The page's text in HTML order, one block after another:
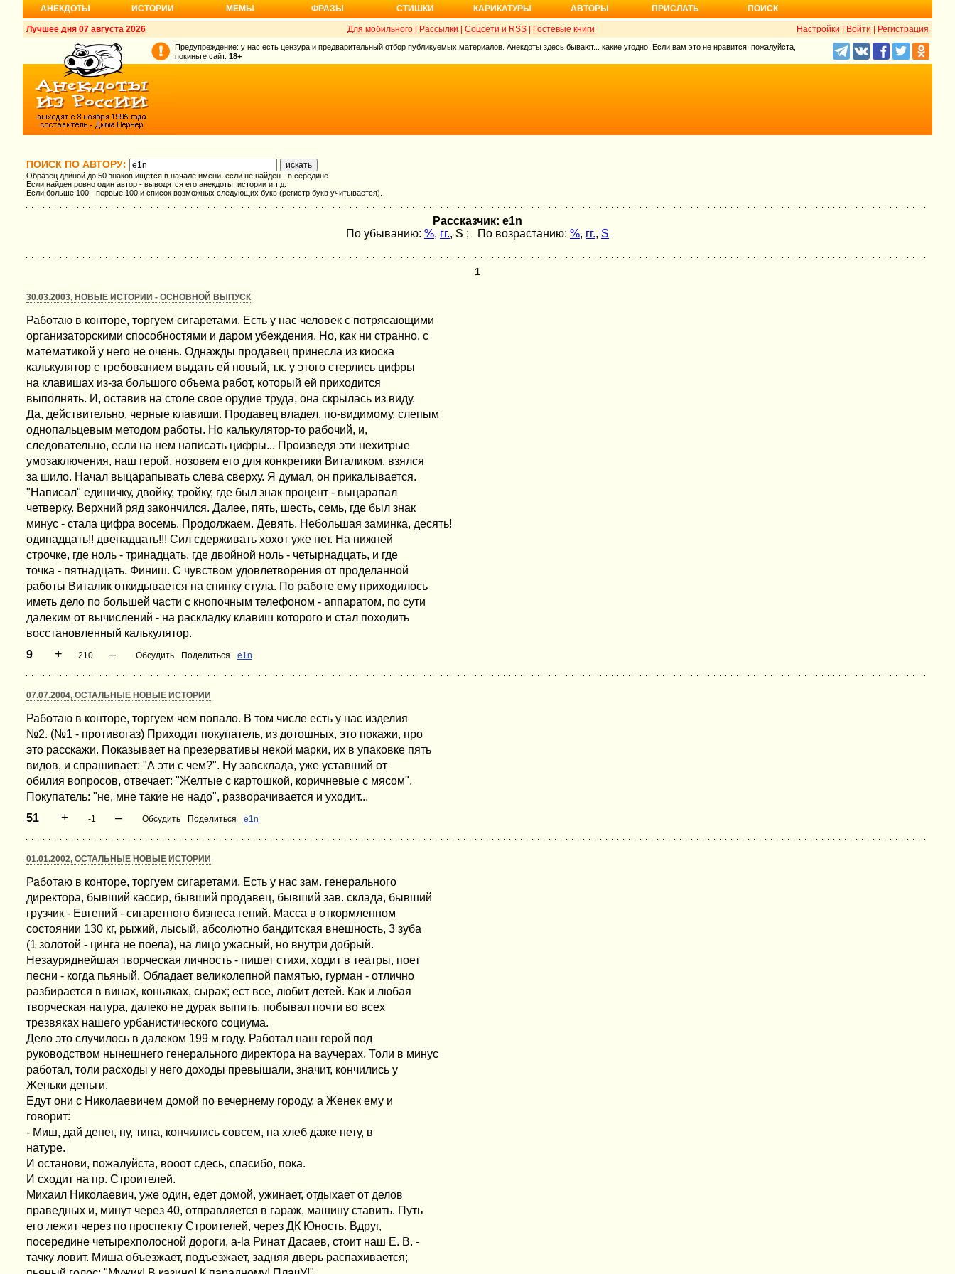
АНЕКДОТЫ ИСТОРИИ МЕМЫ ФРАЗЫ СТИШКИ КАРИКАТУРЫ АВТОРЫ ПРИСЛАТЬ ПОИСК
Лучшее дня 07 августа 2026 Настройки Войти Регистрация
Для мобильного Рассылки Соцсети и RSS Гостевые книги
Предупреждение: у нас есть цензура и предварительный отбор публикуемых материалов. Анекдоты здесь бывают... какие угодно. Если вам это не нравится, пожалуйста,
покиньте сайт. 18+
ПОИСК ПО АВТОРУ:
Образец длиной до 50 знаков ищется в начале имени, если не найден - в середине.
Если найден ровно один автор - выводятся его анекдоты, истории и т.д.
Если больше 100 - первые 100 и список возможных следующих букв (регистр букв учитывается).
Рассказчик: e1n
По убыванию: %, гг., S ; По возрастанию: %, гг., S
1
30.03.2003, НОВЫЕ ИСТОРИИ - ОСНОВНОЙ ВЫПУСК
Работаю в конторе, торгуем сигаретами. Есть у нас человек с потрясающими
организаторскими способностями и даром убеждения. Но, как ни странно, с
математикой у него не очень. Однажды продавец принесла из киоска
калькулятор с требованием выдать ей новый, т.к. у этого стерлись цифры
на клавишах из-за большого объема работ, который ей приходится
выполнять. И, оставив на столе свое орудие труда, она скрылась из виду.
Да, действительно, черные клавиши. Продавец владел, по-видимому, слепым
однопальцевым методом работы. Но калькулятор-то рабочий, и,
следовательно, если на нем написать цифры... Произведя эти нехитрые
умозаключения, наш герой, нозовем его для конкретики Виталиком, взялся
за шило. Начал выцарапывать слева сверху. Я думал, он прикалывается.
"Написал" единичку, двойку, тройку, где был знак процент - выцарапал
четверку. Верхний ряд закончился. Далее, пять, шесть, семь, где был знак
минус - стала цифра восемь. Продолжаем. Девять. Небольшая заминка, десять!
одинадцать!! двенадцать!!! Сил сдерживать хохот уже нет. На нижней
строчке, где ноль - тринадцать, где двойной ноль - четырнадцать, и где
точка - пятнадцать. Финиш. С чувством удовлетворения от проделанной
работы Виталик откидывается на спинку стула. По работе ему приходилось
иметь дело по большей части с кнопочным телефоном - аппаратом, по сути
далеким от вычислений - на раскладку клавиш которого и стал походить
восстановленный калькулятор.
9
+ 210 – Обсудить Поделиться e1n
07.07.2004, ОСТАЛЬНЫЕ НОВЫЕ ИСТОРИИ
Работаю в конторе, торгуем чем попало. В том числе есть у нас изделия
№2. (№1 - противогаз) Приходит покупатель, из дотошных, это покажи, про
это расскажи. Показывает на презервативы некой марки, их в упаковке пять
видов, и спрашивает: "А эти с чем?". Ну завсклада, уже уставший от
обилия вопросов, отвечает: "Желтые с картошкой, коричневые с мясом".
Покупатель: "не, мне такие не надо", разворачивается и уходит...
51
+ -1 – Обсудить Поделиться e1n
01.01.2002, ОСТАЛЬНЫЕ НОВЫЕ ИСТОРИИ
Работаю в конторе, торгуем сигаретами. Есть у нас зам. генерального
директора, бывший кассир, бывший продавец, бывший зав. склада, бывший
грузчик - Евгений - сигаретного бизнеса гений. Масса в откормленном
состоянии 130 кг, рыжий, лысый, абсолютно бандитская внешность, 3 зуба
(1 золотой - цинга не поела), на лицо ужасный, но внутри добрый.
Незауряднейшая творческая личность - пишет стихи, ходит в театры, поет
песни - когда пьяный. Обладает великолепной памятью, гурман - отлично
разбирается в винах, коньяках, сырах; ест все, любит детей. Как и любая
творческая натура, далеко не дурак выпить, побывал почти во всех
трезвяках нашего урбанистического социума.
Дело это случилось в далеком 199 м году. Работал наш герой под
руководством нынешнего генерального директора на ваучерах. Толи в минус
работал, толи расходы у него доходы превышали, значит, кончились у
Женьки деньги.
Едут они с Николаевичем домой по вечернему городу, а Женек ему и
говорит:
- Миш, дай денег, ну, типа, кончились совсем, на хлеб даже нету, в
натуре.
И останови, пожалуйста, вооот сдесь, спасибо, пока.
И сходит на пр. Строителей.
Михаил Николаевич, уже один, едет домой, ужинает, отдыхает от делов
праведных и, минут через 40, отправляется в гараж, машину ставить. Путь
его лежит через по проспекту Строителей, через ДК Юность. Вдруг,
посередине четырехполосной дороги, a-la Ринат Дасаев, стоит наш Е. В. -
тачку ловит. Миша объезжает, подъезжает, задняя дверь распахивается;